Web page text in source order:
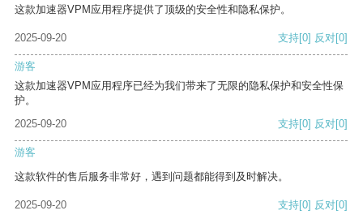
这款加速器VPM应用程序提供了顶级的安全性和隐私保护。
2025-09-20 支持[0] 反对[0]
游客
这款加速器VPM应用程序已经为我们带来了无限的隐私保护和安全性保
护。
2025-09-20
支持[0] 反对[0]
游客
这款软件的售后服务非常好，遇到问题都能得到及时解决。
2025-09-20 支持[0] 反对[0]